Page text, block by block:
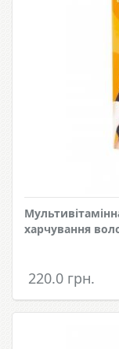
харчування
220.0 грн.